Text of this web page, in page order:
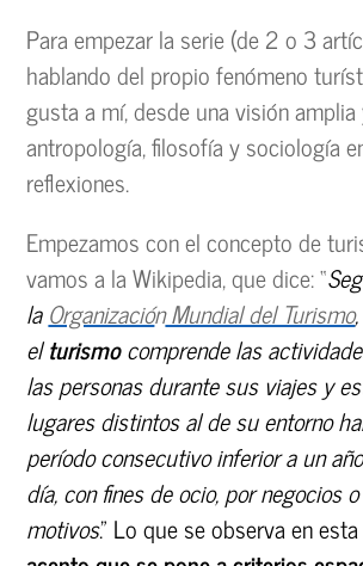
Para empezar la serie (de 2 o 3
hablando del propio fenómeno
gusta a mí, desde una visión
antropología, filosofía y sociología
reflexiones.
Empezamos con el concepto de
vamos a la Wikipedia, que dice: “
laOrganizaciónMundial del Turismo,
elturismocomprende las
las personas durante sus viajes y
lugares distintos al de su entorno
período consecutivo inferior a un
día, con fines de ocio, por negocios
motivos.” Lo que se observa en